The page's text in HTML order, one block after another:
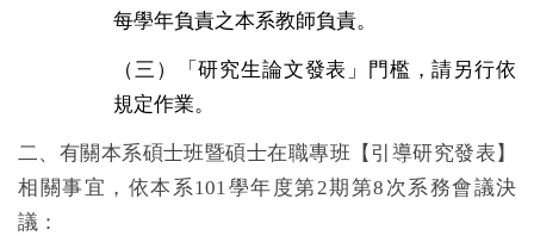
每學年負責之本系教師負責。
（三）「研究生論文發表」門檻，請另行依
規定作業。
二、有關本系碩士班暨碩士在職專班【引導研究發表】
相關事宜，依本系101學年度第2期第8 次系務會議決
議：